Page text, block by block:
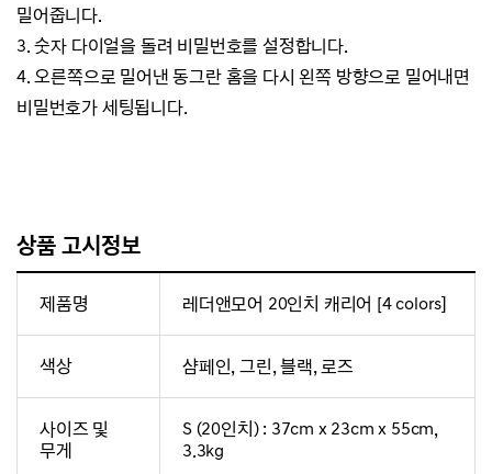
밀어줍니다.
3. 숫자 다이얼을 돌려 비밀번호를 설정합니다.
4. 오른쪽으로 밀어낸 동그란 홈을 다시 왼쪽 방향으로 밀어내면
비밀번호가 세팅됩니다.
상품 고시정보
제품명 레더앤모어 20인치 캐리어 [4 colors]
색상 샴페인, 그린, 블랙, 로즈
사이즈 및
무게
S (20인치) : 37cm x 23cm x 55cm,
3.3kg